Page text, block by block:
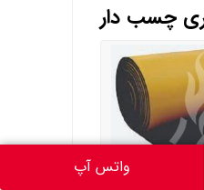
چسب دار
واتس آپ